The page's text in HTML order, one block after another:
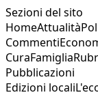
Sezioni del sito
HomeAttualità
Commenti
CuraFamiglia
Pubblicazioni
Edizioni locali